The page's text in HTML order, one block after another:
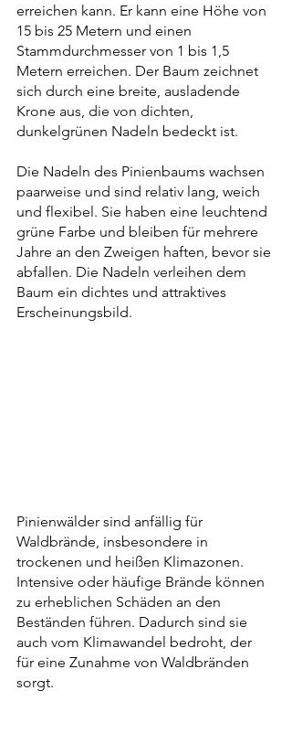
erreichen kann. Er kann eine Höhe von
15 bis 25 Metern und einen
Stammdurchmesser von 1 bis 1,5
Metern erreichen. Der Baum zeichnet
sich durch eine breite, ausladende
Krone aus, die von dichten,
dunkelgrünen Nadeln bedeckt ist.
Die Nadeln des Pinienbaums wachsen
paarweise und sind relativ lang, weich
und flexibel. Sie haben eine leuchtend
grüne Farbe und bleiben für mehrere
Jahre an den Zweigen haften, bevor sie
abfallen. Die Nadeln verleihen dem
Baum ein dichtes und attraktives
Erscheinungsbild.
Pinienwälder sind anfällig für
Waldbrände, insbesondere in
trockenen und heißen Klimazonen.
Intensive oder häufige Brände können
zu erheblichen Schäden an den
Beständen führen. Dadurch sind sie
auch vom Klimawandel bedroht, der
für eine Zunahme von Waldbränden
sorgt.